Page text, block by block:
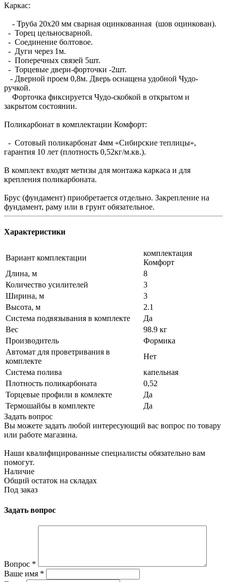
Каркас:
- Труба 20х20 мм сварная оцинкованная (шов оцинкован).
- Торец цельносварной.
- Соединение болтовое.
- Дуги через 1м.
- Поперечных связей 5шт.
- Торцевые двери-форточки -2шт.
- Дверной проем 0,8м. Дверь оснащена удобной Чудо-
ручкой.
Форточка фиксируется Чудо-скобкой в открытом и
закрытом состоянии.
Поликарбонат в комплектации Комфорт:
- Сотовый поликарбонат 4мм «Сибирские теплицы»,
гарантия 10 лет (плотность 0,52кг/м.кв.).
В комплект входят метизы для монтажа каркаса и для
крепления поликарбоната.
Брус (фундамент) приобретается отдельно. Закрепление на
фундамент, раму или в грунт обязательное.
Характеристики
Вариант комплектации
комплектация
Комфорт
Длина, м
8
Количество усилителей
3
Ширина, м
3
Высота, м
2.1
Система подвязывания в комплекте
Да
Вес
98.9 кг
Производитель
Формика
Автомат для проветривания в
комплекте
Нет
Система полива
капельная
Плотность поликарбоната
0,52
Торцевые профили в комлекте
Да
Термошайбы в комплекте
Да
Задать вопрос
Вы можете задать любой интересующий вас вопрос по товару
или работе магазина.
Наши квалифицированные специалисты обязательно вам
помогут.
Наличие
Общий остаток на складах
Под заказ
Задать вопрос
Вопрос *
Ваше имя *